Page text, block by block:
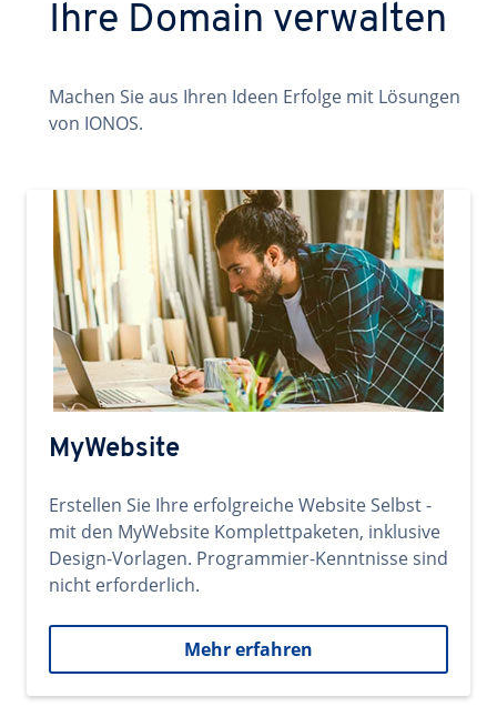
Ihre Domain verwalten
Machen Sie aus Ihren Ideen Erfolge mit Lösungen
von IONOS.
MyWebsite
Erstellen Sie Ihre erfolgreiche Website Selbst -
mit den MyWebsite Komplettpaketen, inklusive
Design-Vorlagen. Programmier-Kenntnisse sind
nicht erforderlich.
Mehr erfahren